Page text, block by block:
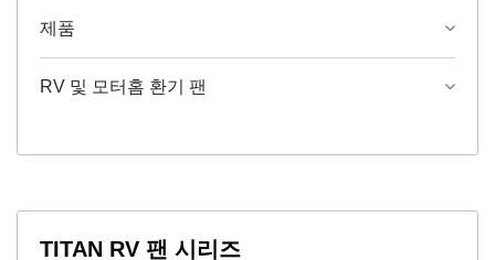
제품
RV 및 모터홈 환기 팬
TITAN RV 팬 시리즈